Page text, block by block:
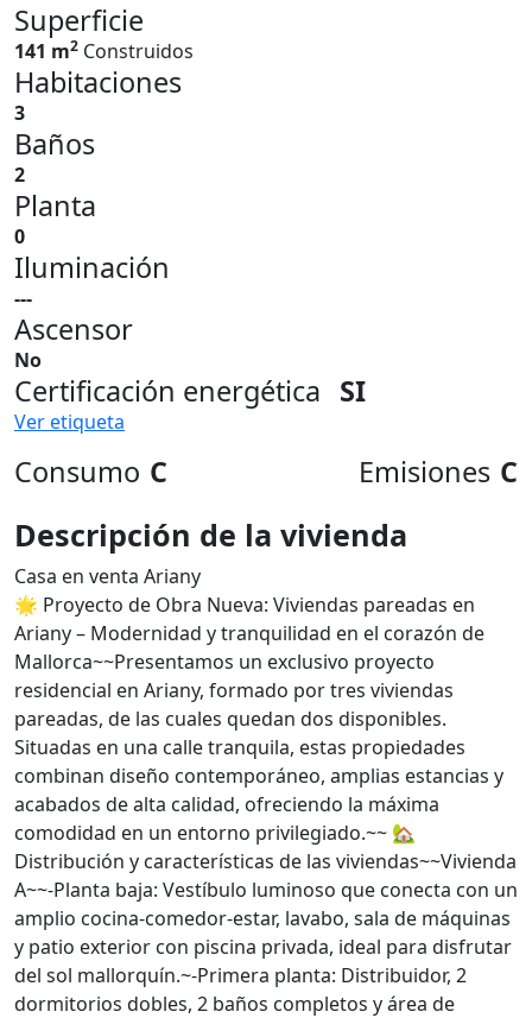
Superficie
141 m2 Construidos
Habitaciones
3
Baños
2
Planta
0
Iluminación
---
Ascensor
No
Certificación energética SI
Ver etiqueta
Consumo C Emisiones C
Descripción de la vivienda
Casa en venta Ariany
🌟 Proyecto de Obra Nueva: Viviendas pareadas en
Ariany – Modernidad y tranquilidad en el corazón de
Mallorca~~Presentamos un exclusivo proyecto
residencial en Ariany, formado por tres viviendas
pareadas, de las cuales quedan dos disponibles.
Situadas en una calle tranquila, estas propiedades
combinan diseño contemporáneo, amplias estancias y
acabados de alta calidad, ofreciendo la máxima
comodidad en un entorno privilegiado.~~ 🏡
Distribución y características de las viviendas~~Vivienda
A~~-Planta baja: Vestíbulo luminoso que conecta con un
amplio cocina-comedor-estar, lavabo, sala de máquinas
y patio exterior con piscina privada, ideal para disfrutar
del sol mallorquín.~-Primera planta: Distribuidor, 2
dormitorios dobles, 2 baños completos y área de